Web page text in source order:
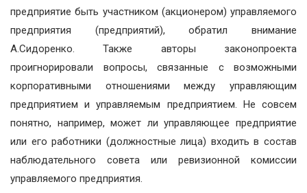
предприятие быть участником (акционером) управляемого
предприятия (предприятий), обратил внимание
А.Сидоренко.
Также авторы законопроекта
проигнорировали вопросы, связанные с возможными
корпоративными отношениями между управляющим
предприятием и управляемым предприятием. Не совсем
понятно, например, может ли управляющее предприятие
или его работники (должностные лица) входить в состав
наблюдательного совета или ревизионной комиссии
управляемого предприятия.